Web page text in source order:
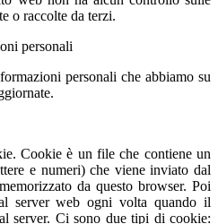
o raccolte da terzi.
personali
personali che abbiamo su
Cookie è un file che contiene un
e numeri) che viene inviato dal
da questo browser. Poi
server web ogni volta quando il
server. Ci sono due tipi di cookie: